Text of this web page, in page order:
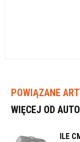
POWIĄZANE
WIĘCEJ OD
ILE